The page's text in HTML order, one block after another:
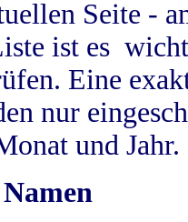
Seite -
ist es
Eine
nur
und Jahr.